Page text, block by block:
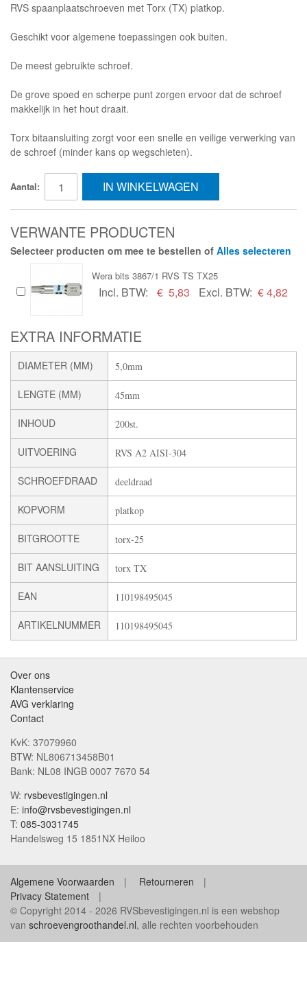
RVS spaanplaatschroeven met Torx (TX) platkop.
Geschikt voor algemene toepassingen ook buiten.
De meest gebruikte schroef.
De grove spoed en scherpe punt zorgen ervoor dat de schroef
makkelijk in het hout draait.
Torx bitaansluiting zorgt voor een snelle en veilige verwerking van
de schroef (minder kans op wegschieten).
Aantal: IN WINKELWAGEN
VERWANTE PRODUCTEN
Selecteer producten om mee te bestellen of Alles selecteren
Wera bits 3867/1 RVS TS TX25
Incl. BTW: € 5,83 Excl. BTW: € 4,82
EXTRA INFORMATIE
DIAMETER (MM) 5,0mm
LENGTE (MM) 45mm
INHOUD 200st.
UITVOERING RVS A2 AISI-304
SCHROEFDRAAD deeldraad
KOPVORM platkop
BITGROOTTE torx-25
BIT AANSLUITING torx TX
EAN 110198495045
ARTIKELNUMMER 110198495045
Over ons
Klantenservice
AVG verklaring
Contact
KvK: 37079960
BTW: NL806713458B01
Bank: NL08 INGB 0007 7670 54
W: rvsbevestigingen.nl
E: info@rvsbevestigingen.nl
T: 085-3031745
Handelsweg 15 1851NX Heiloo
Algemene Voorwaarden
Retourneren
Privacy Statement
© Copyright 2014 - 2026 RVSbevestigingen.nl is een webshop
van schroevengroothandel.nl, alle rechten voorbehouden